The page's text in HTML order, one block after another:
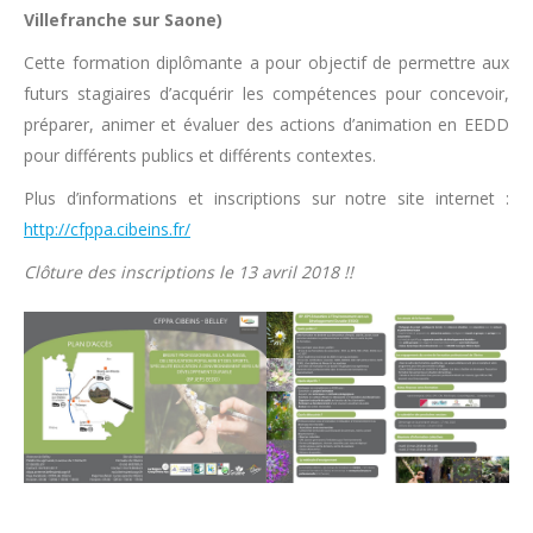
Villefranche sur Saone)
Cette formation diplômante a pour objectif de permettre aux
futurs stagiaires d’acquérir les compétences pour concevoir,
préparer, animer et évaluer des actions d’animation en EEDD
pour différents publics et différents contextes.
Plus d’informations et inscriptions sur notre site internet :
http://cfppa.cibeins.fr/
Clôture des inscriptions le 13 avril 2018 !!